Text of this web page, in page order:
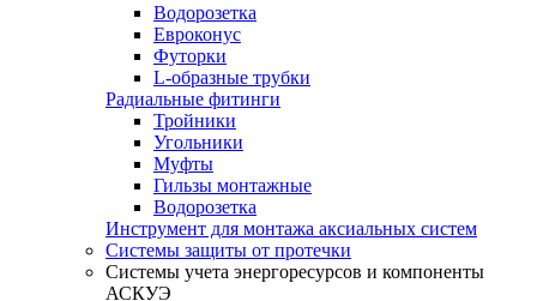
Водорозетка
Евроконус
Футорки
L-образные трубки
Радиальные фитинги
Тройники
Угольники
Муфты
Гильзы монтажные
Водорозетка
Инструмент для монтажа аксиальных систем
Системы защиты от протечки
Системы учета энергоресурсов и компоненты
АСКУЭ